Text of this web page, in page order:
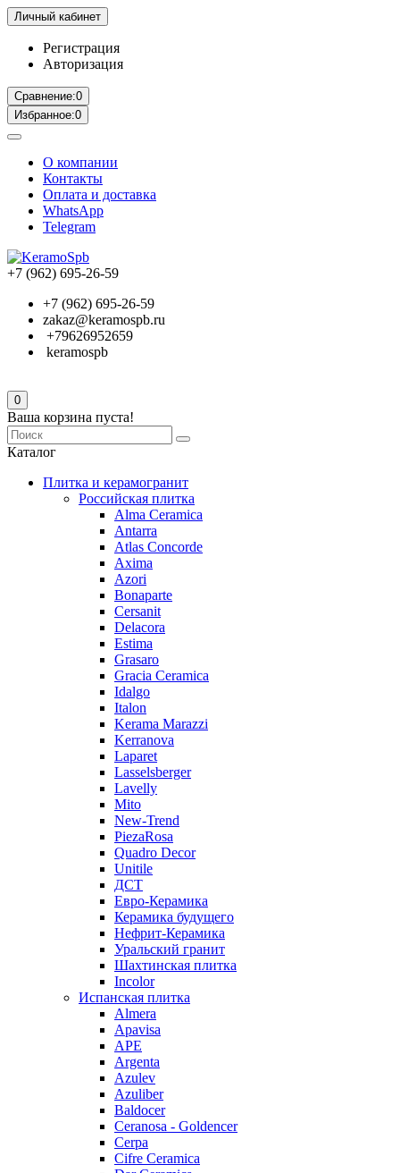
Личный кабинет
Регистрация
Авторизация
Сравнение:0
Избранное:0
О компании
Контакты
Оплата и доставка
WhatsApp
Telegram
+7 (962) 695-26-59
+7 (962) 695-26-59
zakaz@keramospb.ru
+79626952659
keramospb
0
Ваша корзина пуста!
Каталог
Плитка и керамогранит
Российская плитка
Alma Ceramica
Antarra
Atlas Concorde
Axima
Azori
Bonaparte
Cersanit
Delacora
Estima
Grasaro
Graсia Ceramica
Idalgo
Italon
Kerama Marazzi
Kerranova
Laparet
Lasselsberger
Lavelly
Mito
New-Trend
PiezaRosa
Quadro Decor
Unitile
ДСТ
Евро-Керамика
Керамика будущего
Нефрит-Керамика
Уральский гранит
Шахтинская плитка
Incolor
Испанская плитка
Almera
Apavisa
APE
Argenta
Azulev
Azuliber
Baldocer
Ceranosa - Goldencer
Cerpa
Cifre Ceramica